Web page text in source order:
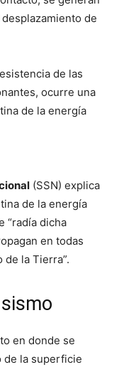
de
de las
ocurre una
de la energía
(SSN) explica
de la energía
“radía dicha
en todas
la Tierra”.
en donde se
de la superficie